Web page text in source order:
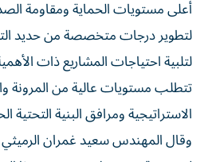
أعلى مستويات الحماية ومقاومة
لتطوير درجات متخصصة من حديد
لتلبية احتياجات المشاريع ذات
تتطلب مستويات عالية من المرونة
الاستراتيجية ومرافق البنية التحتية
وقال المهندس سعيد غمران